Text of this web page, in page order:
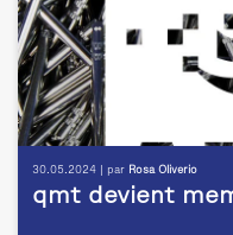
30.05.2024 | par Rosa Oliverio
qmt devient